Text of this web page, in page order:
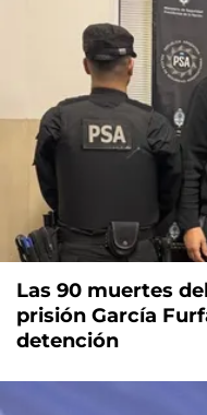
Las 90 muertes
prisión García
detención